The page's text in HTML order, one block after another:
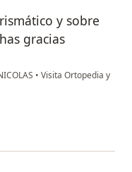
y sobre
gracias
• Visita Ortopedia y